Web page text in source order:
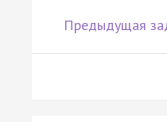
Предыдущая